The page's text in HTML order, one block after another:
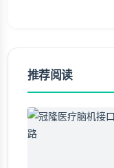
推荐阅读